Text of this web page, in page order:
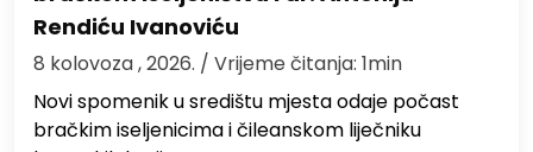
Rendiću Ivanoviću
8 kolovoza , 2026. / Vrijeme čitanja: 1min
Novi spomenik u središtu mjesta odaje počast
bračkim iseljenicima i čileanskom liječniku